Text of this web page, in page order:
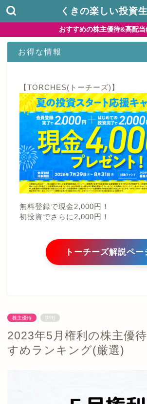
くきの楽しい投資
おすすめの株主優待&高配当
お得な情報
【TORCHES(トーチーズ)】
無料登録で現金2,000円！
初投資でさらに2,000円！
トーチーズ解説ペー
株主優待 [PR]
2023年5月権利の株主優
すめランキング(厳選)